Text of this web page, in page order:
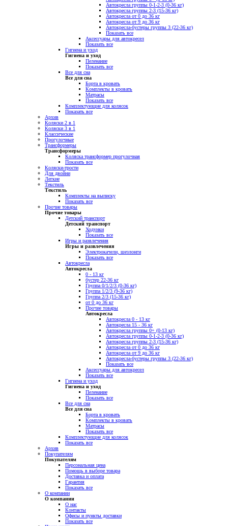
Автокресла группы 0-1-2-3 (0-36 кг)
Автокресла группы 2-3 (15-36 кг)
Автокресла от 0 до 36 кг
Автокресла от 9 до 36 кг
Автокресла-бустеры группы 3 (22-36 кг)
Показать все
Аксессуары для автокресел
Показать все
Гигиена и уход
Гигиена и уход
Пеленание
Показать все
Все для сна
Все для сна
Борта в кровать
Комплекты в кровать
Матрасы
Показать все
Комплектующие для колясок
Показать все
Архив
Коляски 2 в 1
Коляски 3 в 1
Классические
Прогулочные
Трансформеры
Трансформеры
Коляска трансформер прогулочная
Показать все
Коляски-трости
Для двойни
Легкие
Текстиль
Текстиль
Комплекты на выписку
Показать все
Прочие товары
Прочие товары
Детский транспорт
Детский транспорт
Ходунки
Показать все
Игры и развлечения
Игры и развлечения
Электрокачели, шезлонги
Показать все
Автокресла
Автокресла
0 - 13 кг
бустер 22-36 кг
Группа 0/1/2/3 (0-36 кг)
Группа 1/2/3 (9-36 кг)
Группа 2/3 (15-36 кг)
от 0 до 36 кг
Прочие товары
Автокресла
Автокресла 0 - 13 кг
Автокресла 15 - 36 кг
Автокресла группы 0+ (0-13 кг)
Автокресла группы 0-1-2-3 (0-36 кг)
Автокресла группы 2-3 (15-36 кг)
Автокресла от 0 до 36 кг
Автокресла от 9 до 36 кг
Автокресла-бустеры группы 3 (22-36 кг)
Показать все
Аксессуары для автокресел
Показать все
Гигиена и уход
Гигиена и уход
Пеленание
Показать все
Все для сна
Все для сна
Борта в кровать
Комплекты в кровать
Матрасы
Показать все
Комплектующие для колясок
Показать все
Архив
Покупателям
Покупателям
Персональная цена
Помощь в выборе товара
Доставка и оплата
Гарантия
Показать все
О компании
О компании
О нас
Контакты
Офисы и пункты доставки
Показать все